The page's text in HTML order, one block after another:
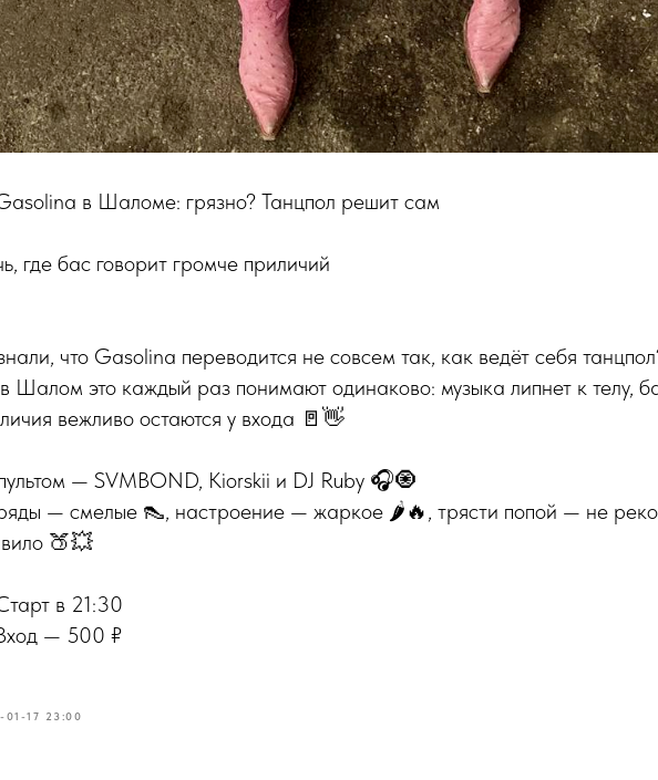
в Шаломе: грязно? Танцпол решит сам
где бас говорит громче приличий
что Gasolina переводится не совсем так, как ведёт себя
Шалом это каждый раз понимают одинаково: музыка липнет к телу,
вежливо остаются у входа 🚪👋
— SVMBOND, Kiorskii и DJ Ruby 🎧🧿
— смелые 👠, настроение — жаркое 🌶🔥, трясти попой — не
🍑💥
в 21:30
— 500 ₽
01-17 23:00